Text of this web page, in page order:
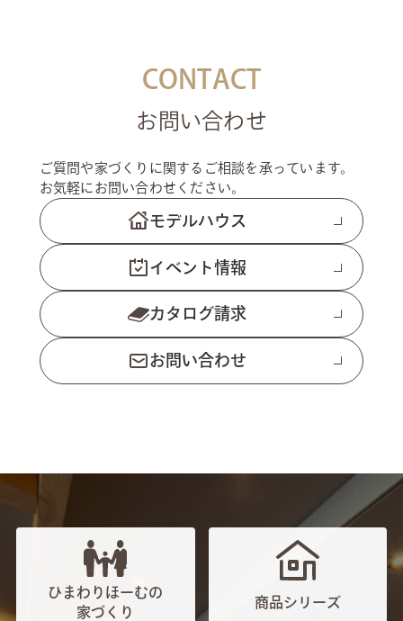
CONTACT
お問い合わせ
ご質問や家づくりに関するご相談を承っています。
お気軽にお問い合わせください。
モデルハウス
イベント情報
カタログ請求
お問い合わせ
ひまわりほーむの
家づくり
商品シリーズ